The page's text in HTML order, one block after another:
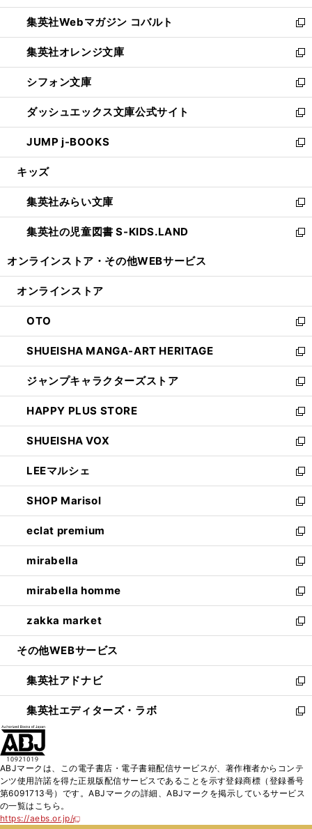
開
く
ウ
で
開
く
ン
ド
ウ
で
開
く
ウ
ィ
ン
ド
ウ
で
開
く
集英社Webマガジン コバルト
新
し
い
ウ
ィ
ン
ド
ウ
で
開
集英社オレンジ文庫
新
し
い
ウ
ィ
ン
ド
ウ
開
く
シフォン文庫
新
し
い
ウ
ィ
ン
ウ
で
開
く
ダッシュエックス文庫公式サイト
新
し
い
ウ
ン
ド
ウ
で
JUMP j-BOOKS
新
し
ウ
ィ
ン
ド
開
キッズ
集英社みらい文庫
新
し
い
ン
ウ
で
開
く
集英社の児童図書 S-KIDS.LAND
新
ウ
ン
ド
ウ
で
開
く
オンラインストア・ その他WEBサービス
オンラインストア
OTO
新
し
い
ウ
ィ
ン
ド
ウ
で
開
く
SHUEISHA MANGA-ART HERITAGE
新
し
い
ウ
ィ
ン
ド
ウ
で
開
く
ジャンプキャラクターズストア
新
し
い
ウ
ィ
ン
ド
ウ
で
開
く
HAPPY PLUS STORE
新
し
い
ウ
ィ
ン
ド
ウ
で
開
く
SHUEISHA VOX
新
し
い
ウ
ィ
ン
ド
ウ
で
開
く
LEEマルシェ
新
し
い
ウ
ィ
ン
ド
ウ
で
開
く
SHOP Marisol
新
し
い
ウ
ィ
ン
ド
ウ
で
開
eclat premium
新
し
い
ウ
ィ
ン
ド
ウ
開
く
mirabella
新
し
い
ウ
ィ
ン
ウ
で
開
く
mirabella homme
新
し
い
ウ
ン
ド
ウ
で
zakka market
新
し
ウ
ィ
ン
ド
く
その他WEBサービス
集英社アドナビ
新
し
い
ド
ウ
で
集英社エディターズ・ラボ
新
ィ
ン
ABJマークは、この電子書店・電子書籍配信サービスが、著作権者からコンテ
ンツ使用許諾を得た正規版配信サービスであることを示す登録商標（登録番号
第6091713号）です。ABJマークの詳細、ABJマークを掲示しているサービス
の一覧はこちら。
https://aebs.or.jp/
新